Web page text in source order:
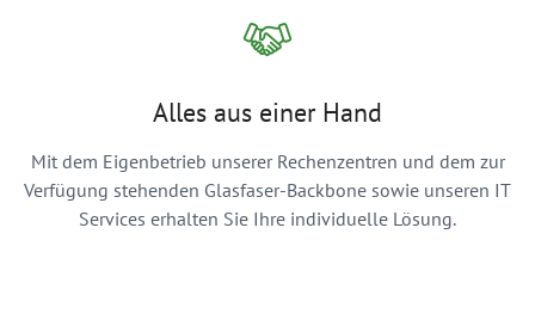
Alles aus einer Hand
Mit dem Eigenbetrieb unserer Rechenzentren und dem zur
Verfügung stehenden Glasfaser-Backbone sowie unseren IT
Services erhalten Sie Ihre individuelle Lösung.